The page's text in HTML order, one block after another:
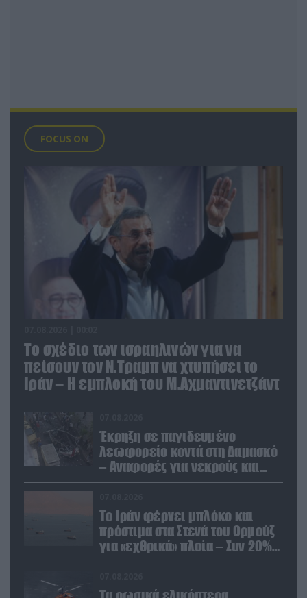
FOCUS ON
Το σχέδιο των ισραηλινών για να
πείσουν τον Ν.Τραμπ να χτυπήσει το
Ιράν – Η εμπλοκή του Μ.Αχμαντινετζάντ
Έκρηξη σε παγιδευμένο
λεωφορείο κοντά στη Δαμασκό
– Αναφορές για νεκρούς και
τραυματίες (βίντεο)
Το Ιράν φέρνει μπλόκο και
πρόστιμα στα Στενά του Ορμούζ
για «εχθρικά» πλοία – Συν 20%
στα φορτία